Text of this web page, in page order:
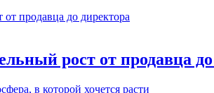
рост от продавца